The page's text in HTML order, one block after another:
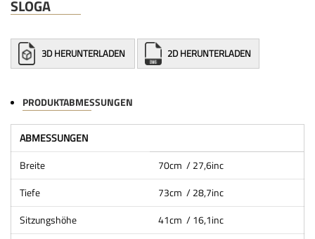
SLOGA
3D HERUNTERLADEN 2D HERUNTERLADEN
PRODUKTABMESSUNGEN
ABMESSUNGEN
Breite
70cm / 27,6inc
Tiefe
73cm / 28,7inc
Sitzungshöhe
41cm / 16,1inc